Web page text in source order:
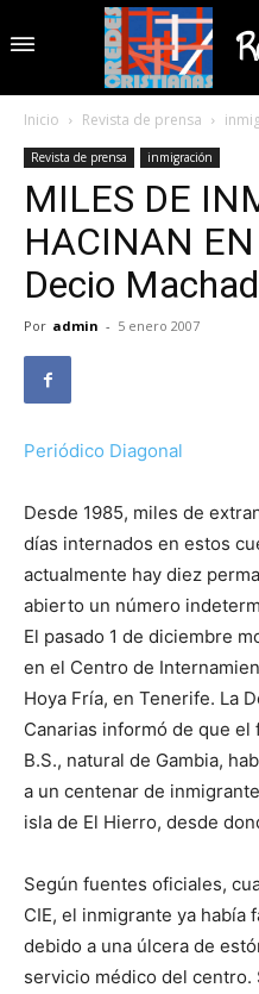
Inicio Revista de prensa
Revista de prensa inmigración
MILES DE
HACINAN EN
Decio
Por admin - 5 enero 2007
Periódico Diagonal
Desde 1985, miles de
días internados en estos
actualmente hay diez
abierto un número
El pasado 1 de diciembre
en el Centro de
Hoya Fría, en Tenerife. La
Canarias informó de que
B.S., natural de Gambia,
a un centenar de
isla de El Hierro, desde
Según fuentes oficiales,
CIE, el inmigrante ya había
debido a una úlcera de
servicio médico del centro.